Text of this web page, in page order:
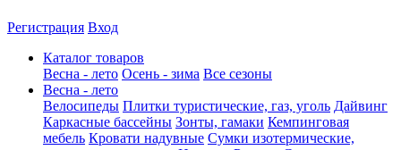
Регистрация Вход
Каталог товаров
Весна - лето Осень - зима Все сезоны
Весна - лето
Велосипеды Плитки туристические, газ, уголь Дайвинг
Каркасные бассейны Зонты, гамаки Кемпинговая
мебель Кровати надувные Cумки изотермические,